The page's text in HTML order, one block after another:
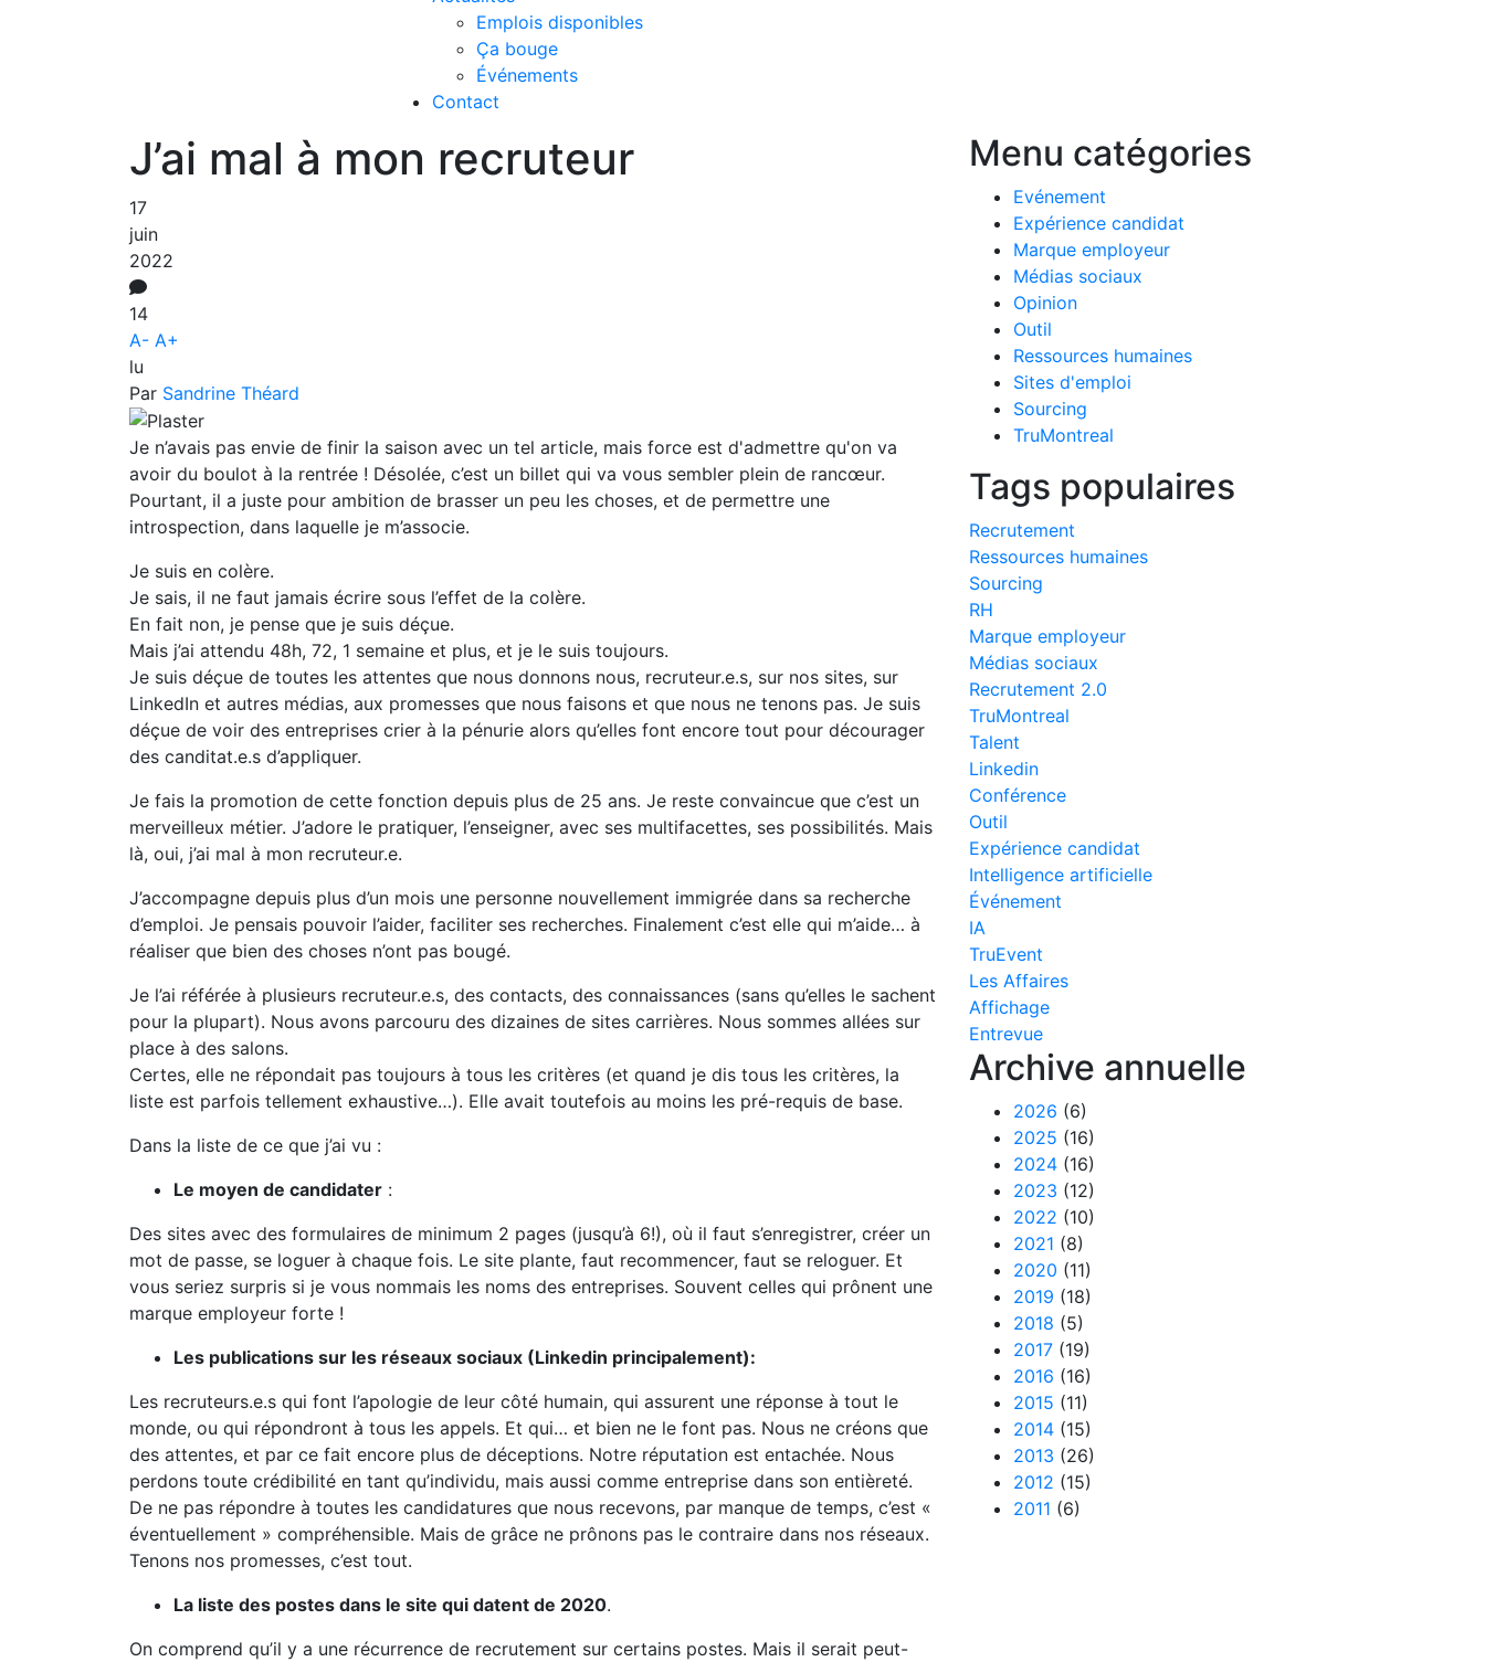
Emplois disponibles
Ça bouge
Événements
Contact
J’ai mal à mon recruteur
17
juin
2022
14
A- A+
lu
Par Sandrine Théard
Je n’avais pas envie de finir la saison avec un tel article, mais force est d'admettre qu'on va
avoir du boulot à la rentrée ! Désolée, c’est un billet qui va vous sembler plein de rancœur.
Pourtant, il a juste pour ambition de brasser un peu les choses, et de permettre une
introspection, dans laquelle je m’associe.
Je suis en colère.
Je sais, il ne faut jamais écrire sous l’effet de la colère.
En fait non, je pense que je suis déçue.
Mais j’ai attendu 48h, 72, 1 semaine et plus, et je le suis toujours.
Je suis déçue de toutes les attentes que nous donnons nous, recruteur.e.s, sur nos sites, sur
LinkedIn et autres médias, aux promesses que nous faisons et que nous ne tenons pas. Je suis
déçue de voir des entreprises crier à la pénurie alors qu’elles font encore tout pour décourager
des canditat.e.s d’appliquer.
Je fais la promotion de cette fonction depuis plus de 25 ans. Je reste convaincue que c’est un
merveilleux métier. J’adore le pratiquer, l’enseigner, avec ses multifacettes, ses possibilités. Mais
là, oui, j’ai mal à mon recruteur.e.
J’accompagne depuis plus d’un mois une personne nouvellement immigrée dans sa recherche
d’emploi. Je pensais pouvoir l’aider, faciliter ses recherches. Finalement c’est elle qui m’aide… à
réaliser que bien des choses n’ont pas bougé.
Je l’ai référée à plusieurs recruteur.e.s, des contacts, des connaissances (sans qu’elles le sachent
pour la plupart). Nous avons parcouru des dizaines de sites carrières. Nous sommes allées sur
place à des salons.
Certes, elle ne répondait pas toujours à tous les critères (et quand je dis tous les critères, la
liste est parfois tellement exhaustive…). Elle avait toutefois au moins les pré-requis de base.
Dans la liste de ce que j’ai vu :
Le moyen de candidater :
Des sites avec des formulaires de minimum 2 pages (jusqu’à 6!), où il faut s’enregistrer, créer un
mot de passe, se loguer à chaque fois. Le site plante, faut recommencer, faut se reloguer. Et
vous seriez surpris si je vous nommais les noms des entreprises. Souvent celles qui prônent une
marque employeur forte !
Les publications sur les réseaux sociaux (Linkedin principalement):
Les recruteurs.e.s qui font l’apologie de leur côté humain, qui assurent une réponse à tout le
monde, ou qui répondront à tous les appels. Et qui… et bien ne le font pas. Nous ne créons que
des attentes, et par ce fait encore plus de déceptions. Notre réputation est entachée. Nous
perdons toute crédibilité en tant qu’individu, mais aussi comme entreprise dans son entièreté.
De ne pas répondre à toutes les candidatures que nous recevons, par manque de temps, c’est «
éventuellement » compréhensible. Mais de grâce ne prônons pas le contraire dans nos réseaux.
Tenons nos promesses, c’est tout.
La liste des postes dans le site qui datent de 2020.
On comprend qu’il y a une récurrence de recrutement sur certains postes. Mais il serait peut-
Menu catégories
Evénement
Expérience candidat
Marque employeur
Médias sociaux
Opinion
Outil
Ressources humaines
Sites d'emploi
Sourcing
TruMontreal
Tags populaires
Recrutement
Ressources humaines
Sourcing
RH
Marque employeur
Médias sociaux
Recrutement 2.0
TruMontreal
Talent
Linkedin
Conférence
Outil
Expérience candidat
Intelligence artificielle
Événement
IA
TruEvent
Les Affaires
Affichage
Entrevue
Archive annuelle
2026 (6)
2025 (16)
2024 (16)
2023 (12)
2022 (10)
2021 (8)
2020 (11)
2019 (18)
2018 (5)
2017 (19)
2016 (16)
2015 (11)
2014 (15)
2013 (26)
2012 (15)
2011 (6)